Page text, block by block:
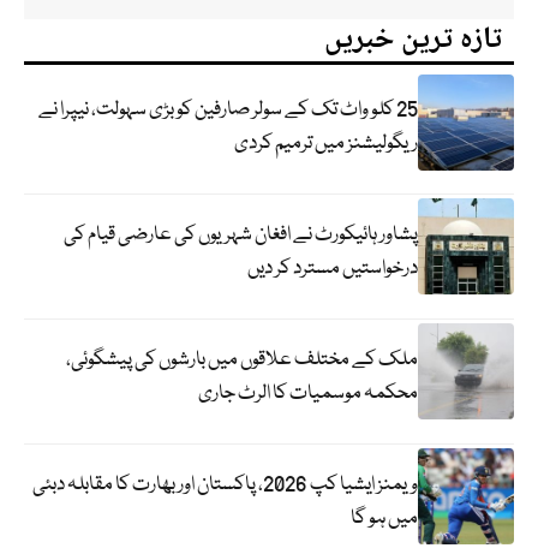
تازہ ترین خبریں
25 کلو واٹ تک کے سولر صارفین کو بڑی سہولت، نیپرا نے
ریگولیشنز میں ترمیم کردی
پشاور ہائیکورٹ نے افغان شہریوں کی عارضی قیام کی
درخواستیں مسترد کر دیں
ملک کے مختلف علاقوں میں بارشوں کی پیشگوئی،
محکمہ موسمیات کا الرٹ جاری
ویمنز ایشیا کپ 2026، پاکستان اور بھارت کا مقابلہ دبئی
میں ہو گا